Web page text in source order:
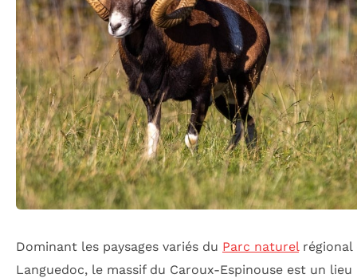
Dominant les paysages variés du Parc naturel
Languedoc, le massif du Caroux-Espinouse est un lieu